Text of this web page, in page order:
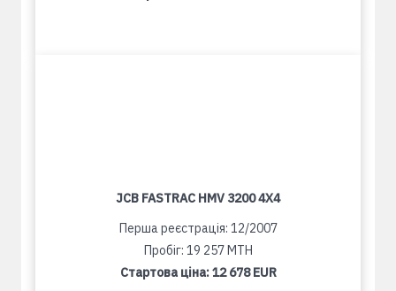
JCB FASTRAC HMV 3200 4X4
Перша реєстрація: 12/2007
Пробіг: 19 257 MTH
Стартова ціна:12 678 EUR